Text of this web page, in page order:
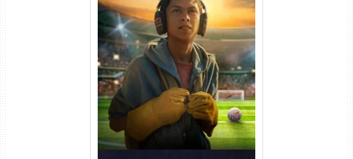
Um Goleiro Muito Improvável
Torrent (2026) WEB-DL 1080p
Dual Áudio